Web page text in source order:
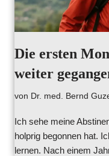
Die ersten
weiter
von Dr. med. Bernd
Ich sehe meine
holprig begonnen hat.
lernen. Nach einem